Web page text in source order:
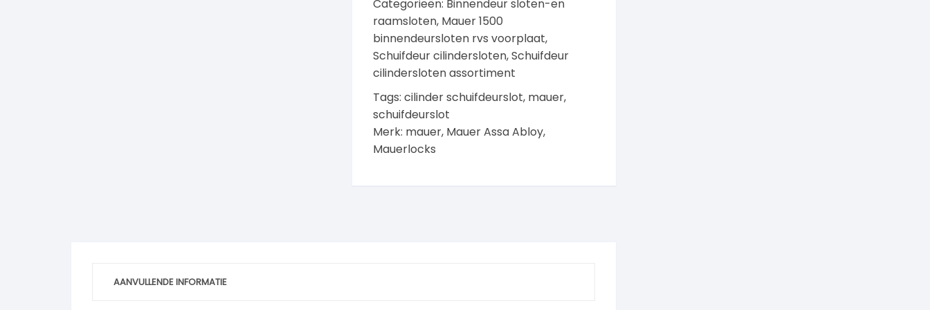
Categorieën: Binnendeur sloten-en
raamsloten, Mauer 1500
binnendeursloten rvs voorplaat,
Schuifdeur cilindersloten,Schuifdeur
cilindersloten assortiment
Tags:cilinder schuifdeurslot, mauer,
schuifdeurslot
Merk: mauer, Mauer Assa Abloy,
Mauerlocks
AANVULLENDE INFORMATIE